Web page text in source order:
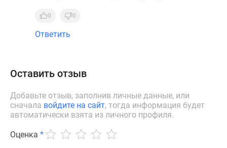
0 0
Ответить
Оставить отзыв
Добавьте отзыв, заполнив личные данные, или
сначала войдите на сайт, тогда информация будет
автоматически взята из личного профиля.
Оценка *